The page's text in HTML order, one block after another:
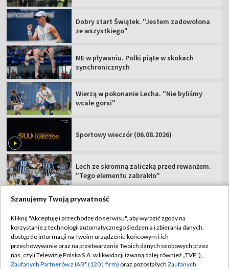
Dobry start Świątek. "Jestem zadowolona
ze wszystkiego"
ME w pływaniu. Polki piąte w skokach
synchronicznych
Wierzą w pokonanie Lecha. "Nie byliśmy
wcale gorsi"
Sportowy wieczór (06.08.2026)
Lech ze skromną zaliczką przed rewanżem.
"Tego elementu zabrakło"
TVP
Abonament TVP
Sklep TVP
Regulamin TVP
Polityka prywatności
Szanujemy Twoją prywatność
Kliknij "Akceptuję i przechodzę do serwisu", aby wyrazić zgody na
korzystanie z technologii automatycznego śledzenia i zbierania danych,
dostęp do informacji na Twoim urządzeniu końcowym i ich
przechowywanie oraz na przetwarzanie Twoich danych osobowych przez
nas, czyli Telewizję Polską S.A. w likwidacji (zwaną dalej również „TVP”),
Zaufanych Partnerów z IAB* (1201 firm) oraz pozostałych Zaufanych